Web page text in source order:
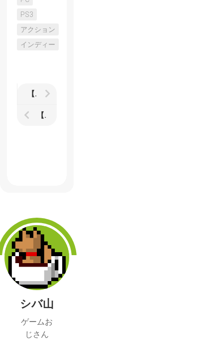
PS3
アクション
インディー
【Nuclear Throne】ローカルとオンラインを含む4人COOPモードの追加がアナウンス
【Super TIME Force】5月下旬から6月上旬にXbox 360とXbox Oneで配信予定
シバ山
ゲームお
じさん